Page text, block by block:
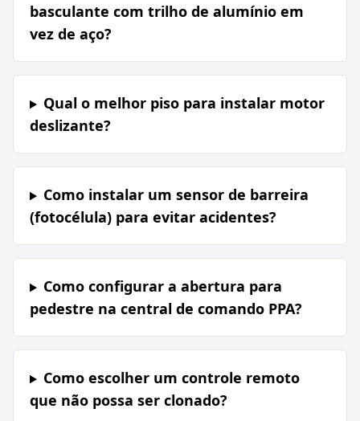
basculante com trilho de alumínio em
vez de aço?
Qual o melhor piso para instalar motor
deslizante?
Como instalar um sensor de barreira
(fotocélula) para evitar acidentes?
Como configurar a abertura para
pedestre na central de comando PPA?
Como escolher um controle remoto
que não possa ser clonado?